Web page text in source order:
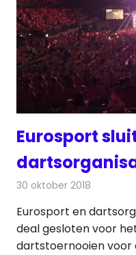
Eurosport
30 oktober 2018
Eurosport en
deal gesloten voor
dartstoernooien voor